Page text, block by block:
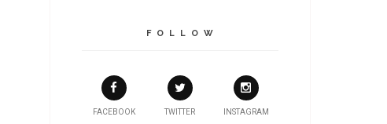
F O L L O W
FACEBOOK TWITTER INSTAGRAM